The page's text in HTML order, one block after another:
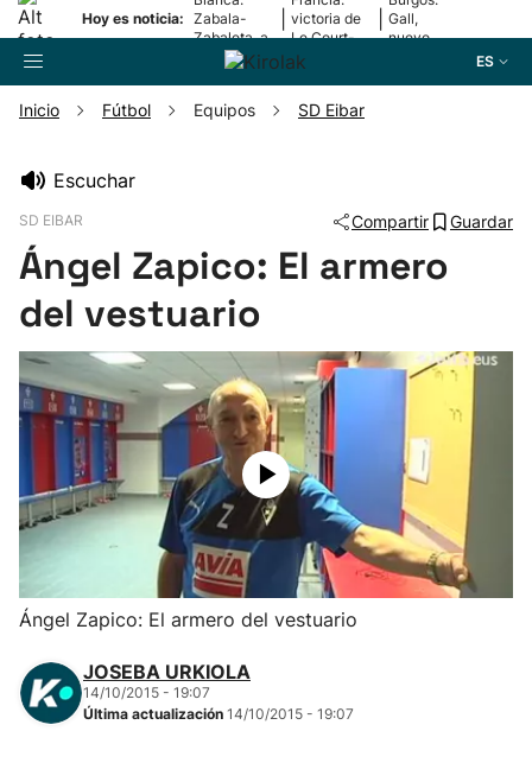
Hoy es noticia: Zabala-
Zabaleta, a
la final
victoria de
Le Court-
Pienaar
Gall,
nuevo
ES
Pelota
Remo
Baloncesto
Ciclismo
Balonmano
Kirolak 360
Inicio Fútbol Equipos SD Eibar
Escuchar
SD EIBAR Compartir Guardar
Ángel Zapico: El armero
del vestuario
Ángel Zapico: El armero del vestuario
JOSEBA URKIOLA
14/10/2015 - 19:07
Última actualización 14/10/2015 - 19:07